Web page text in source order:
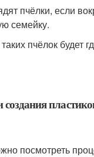
пчёлки, если
семейку.
пчёлок будет
создания
посмотреть